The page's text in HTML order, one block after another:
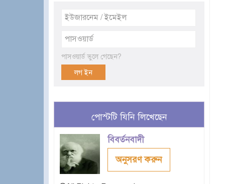
পাসওয়ার্ড ভুলে গেছেন?
পোস্টটি যিনি লিখেছেন
বিবর্তনবাদী
অনুসরণ করুন